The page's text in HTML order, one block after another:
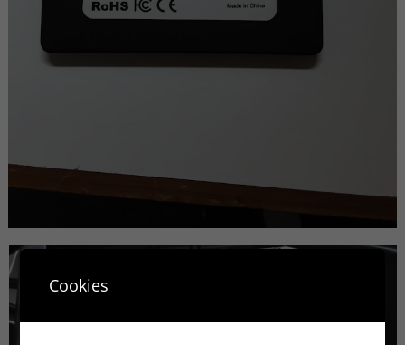
Cookies